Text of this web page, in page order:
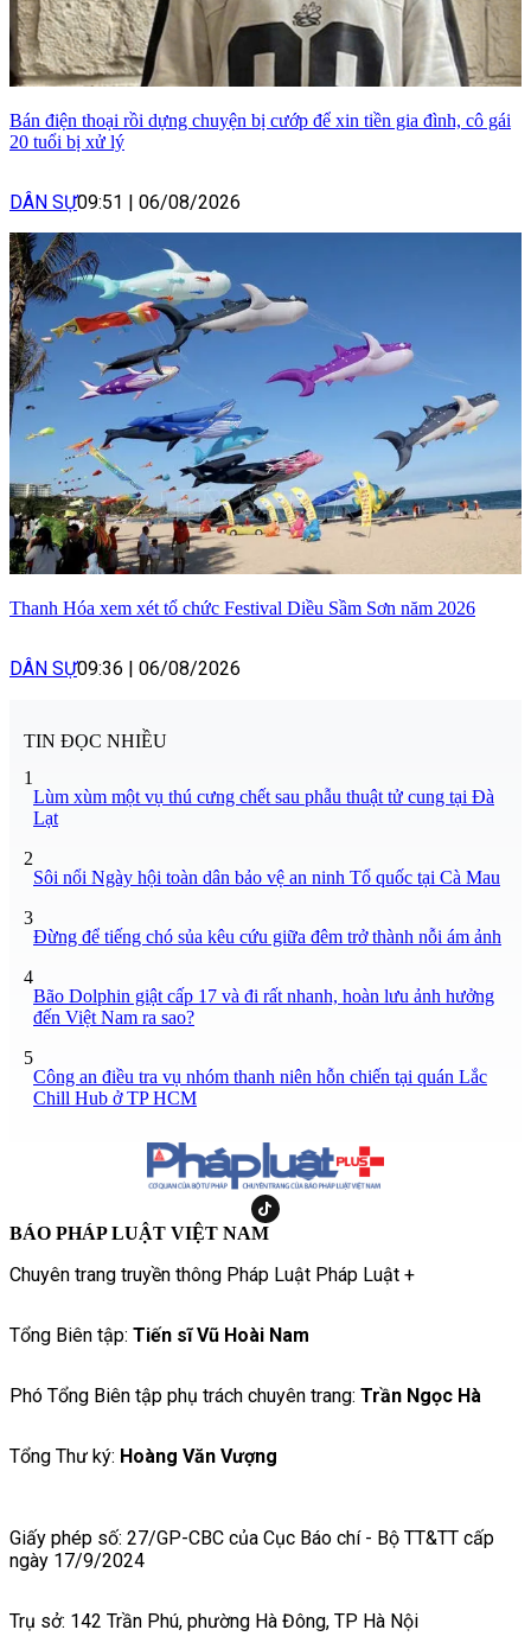
Bán điện thoại rồi dựng chuyện bị cướp để xin tiền gia đình, cô gái
20 tuổi bị xử lý
DÂN SỰ09:51 06/08/2026
Thanh Hóa xem xét tổ chức Festival Diều Sầm Sơn năm 2026
DÂN SỰ09:36 06/08/2026
TIN ĐỌC NHIỀU
1
Lùm xùm một vụ thú cưng chết sau phẫu thuật tử cung tại Đà
Lạt
2
Sôi nổi Ngày hội toàn dân bảo vệ an ninh Tổ quốc tại Cà Mau
3
Đừng để tiếng chó sủa kêu cứu giữa đêm trở thành nỗi ám ảnh
4
Bão Dolphin giật cấp 17 và đi rất nhanh, hoàn lưu ảnh hưởng
đến Việt Nam ra sao?
5
Công an điều tra vụ nhóm thanh niên hỗn chiến tại quán Lắc
Chill Hub ở TP HCM
BÁO PHÁP LUẬT VIỆT NAM
Chuyên trang truyền thông Pháp Luật Pháp Luật +
Tổng Biên tập: Tiến sĩ Vũ Hoài Nam
Phó Tổng Biên tập phụ trách chuyên trang: Trần Ngọc Hà
Tổng Thư ký: Hoàng Văn Vượng
Giấy phép số: 27/GP-CBC của Cục Báo chí - Bộ TT&TT cấp
ngày 17/9/2024
Trụ sở: 142 Trần Phú, phường Hà Đông, TP Hà Nội